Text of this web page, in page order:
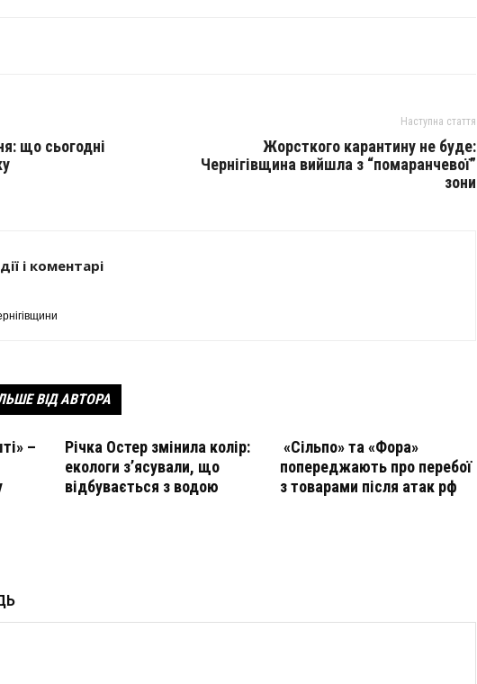
що сьогодні
Наступна стаття
Жорсткого карантину не буде:
Чернігівщина вийшла з “помаранчевої”
зони
і коментарі
ВІД АВТОРА
–
Річка Остер змінила колір:
екологи з’ясували, що
відбувається з водою
«Сільпо» та «Фора»
попереджають про перебої
з товарами після атак рф